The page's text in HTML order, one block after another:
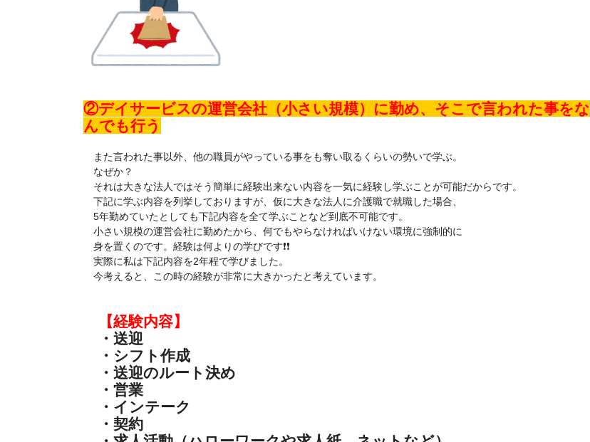
②デイサービスの運営会社（小さい規模）に勤め、そこで言われた事をな
んでも行う
また言われた事以外、他の職員がやっている事をも奪い取るくらいの勢いで学ぶ。
なぜか？
それは大きな法人ではそう簡単に経験出来ない内容を一気に経験し学ぶことが可能だからです。
下記に学ぶ内容を列挙しておりますが、仮に大きな法人に介護職で就職した場合、
5年勤めていたとしても下記内容を全て学ぶことなど到底不可能です。
小さい規模の運営会社に勤めたから、何でもやらなければいけない環境に強制的に
身を置くのです。経験は何よりの学びです❗❗
実際に私は下記内容を2年程で学びました。
今考えると、この時の経験が非常に大きかったと考えています。
【経験内容】
・送迎
・シフト作成
・送迎のルート決め
・営業
・インテーク
・契約